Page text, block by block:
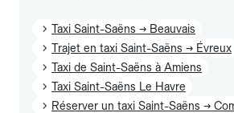
Taxi Saint-Saëns → Beauvais
Trajet en taxi Saint-Saëns → Évreux
Taxi de Saint-Saëns à Amiens
Taxi Saint-Saëns Le Havre
Réserver un taxi Saint-Saëns →